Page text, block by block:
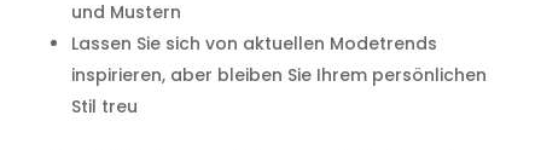
und Mustern
Lassen Sie sich von aktuellen Modetrends
inspirieren, aber bleiben Sie Ihrem persönlichen
Stil treu